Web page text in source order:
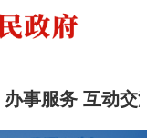
办事服务 互动交